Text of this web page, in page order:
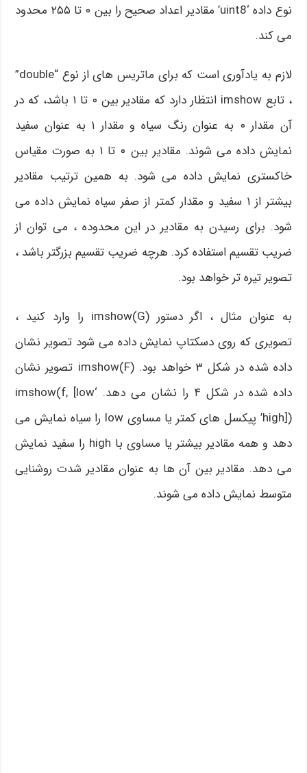
نوع داده ‘uint8’ مقادیر اعداد صحیح را بین ۰ تا ۲۵۵ محدود
می کند.
لازم به یادآوری است که برای ماتریس های از نوع “double”
، تابع imshow انتظار دارد که مقادیر بین ۰ تا ۱ باشد، که در
آن مقدار ۰ به عنوان رنگ سیاه و مقدار ۱ به عنوان سفید
نمایش داده می شوند. مقادیر بین ۰ تا ۱ به صورت مقیاس
خاکستری نمایش داده می شود. به همین ترتیب مقادیر
بیشتر از ۱ سفید و مقدار کمتر از صفر سیاه نمایش داده می
شود. برای رسیدن به مقادیر در این محدوده ، می توان از
ضریب تقسیم استفاده کرد. هرچه ضریب تقسیم بزرگتر باشد ،
تصویر تیره تر خواهد بود.
به عنوان مثال ، اگر دستور imshow(G) را وارد کنید ،
تصویری که روی دسکتاپ نمایش داده می شود تصویر نشان
داده شده در شکل ۳ خواهد بود. imshow(F) تصویر نشان
داده شده در شکل ۴ را نشان می دهد. ‘imshow(f, [low
high])’ پیکسل های کمتر یا مساوی low را سیاه نمایش می
دهد و همه مقادیر بیشتر یا مساوی با high را سفید نمایش
می دهد. مقادیر بین آن ها به عنوان مقادیر شدت روشنایی
متوسط نمایش داده می شوند.